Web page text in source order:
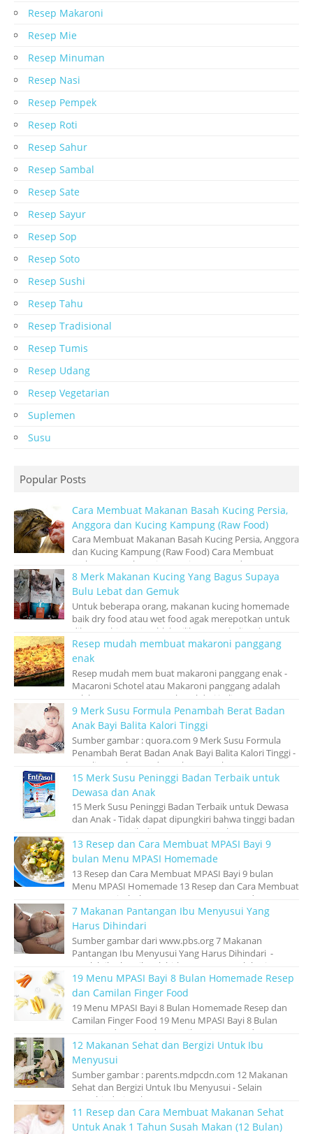
Resep Makaroni
Resep Mie
Resep Minuman
Resep Nasi
Resep Pempek
Resep Roti
Resep Sahur
Resep Sambal
Resep Sate
Resep Sayur
Resep Sop
Resep Soto
Resep Sushi
Resep Tahu
Resep Tradisional
Resep Tumis
Resep Udang
Resep Vegetarian
Suplemen
Susu
Popular Posts
Cara Membuat Makanan Basah Kucing Persia,
Anggora dan Kucing Kampung (Raw Food)
Cara Membuat Makanan Basah Kucing Persia, Anggora
dan Kucing Kampung (Raw Food) Cara Membuat
Makanan Basah Kucing Persia, Anggora dan Ku...
8 Merk Makanan Kucing Yang Bagus Supaya
Bulu Lebat dan Gemuk
Untuk beberapa orang, makanan kucing homemade
baik dry food atau wet food agak merepotkan untuk
dibuat sehingga jatuhlah pilihan membeli mak...
Resep mudah membuat makaroni panggang
enak
Resep mudah mem buat makaroni panggang enak -
Macaroni Schotel atau Makaroni panggang adalah
salah satu pasta yang terkenal dari italia, m...
9 Merk Susu Formula Penambah Berat Badan
Anak Bayi Balita Kalori Tinggi
Sumber gambar : quora.com 9 Merk Susu Formula
Penambah Berat Badan Anak Bayi Balita Kalori Tinggi -
Kesulitan makan pada anak merupaka...
15 Merk Susu Peninggi Badan Terbaik untuk
Dewasa dan Anak
15 Merk Susu Peninggi Badan Terbaik untuk Dewasa
dan Anak - Tidak dapat dipungkiri bahwa tinggi badan
seseorang masih di anggap penting ole...
13 Resep dan Cara Membuat MPASI Bayi 9
bulan Menu MPASI Homemade
13 Resep dan Cara Membuat MPASI Bayi 9 bulan
Menu MPASI Homemade 13 Resep dan Cara Membuat
MPASI Bayi 9 bulan Menu MPASI Homemade – Kem...
7 Makanan Pantangan Ibu Menyusui Yang
Harus Dihindari
Sumber gambar dari www.pbs.org 7 Makanan
Pantangan Ibu Menyusui Yang Harus Dihindari -
Setelah ibu hamil melahirkan, tugas penuh kasi...
19 Menu MPASI Bayi 8 Bulan Homemade Resep
dan Camilan Finger Food
19 Menu MPASI Bayi 8 Bulan Homemade Resep dan
Camilan Finger Food 19 Menu MPASI Bayi 8 Bulan
Homemade Resep dan Camilan Finger Food - ...
12 Makanan Sehat dan Bergizi Untuk Ibu
Menyusui
Sumber gambar : parents.mdpcdn.com 12 Makanan
Sehat dan Bergizi Untuk Ibu Menyusui - Selain
menghindari makanan ‘pantangan’ atau yang...
11 Resep dan Cara Membuat Makanan Sehat
Untuk Anak 1 Tahun Susah Makan (12 Bulan)